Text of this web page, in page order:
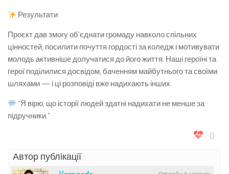
Результати
Проєкт дав змогу об’єднати громаду навколо спільних
цінностей, посилити почуття гордості за коледж і мотивувати
молодь активніше долучатися до його життя. Наші героїні та
герої поділилися досвідом, баченням майбутнього та своїми
шляхами — і ці розповіді вже надихають інших.
“Я вірю, що історії людей здатні надихати не менше за
підручники.”
0
Автор публікації